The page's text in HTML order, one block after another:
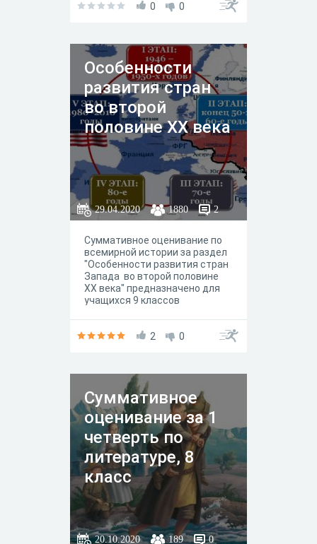
0 0
Особенности
развития стран
во второй
половине ХХ века
29.04.2020 1880 2
Суммативное оценивание по
всемирной истории за раздел
"Особенности развития стран
Запада во второй половине
XX века" предназначено для
учащихся 9 классов
2 0
Суммативное
оценивание за 1
четверть по
литературе, 8
класс
20.10.2020 189 0